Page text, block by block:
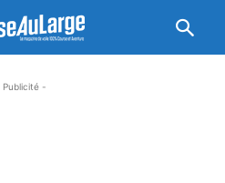
Publicité -